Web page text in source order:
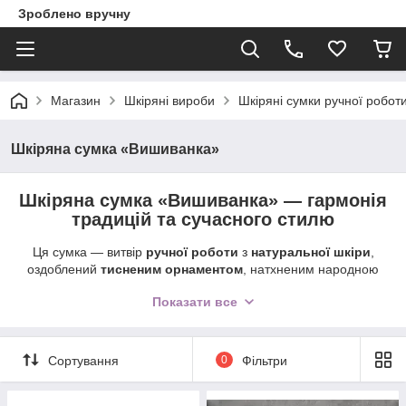
Зроблено вручну
Магазин Шкіряні вироби Шкіряні сумки ручної
Шкіряна сумка «Вишиванка»
Шкіряна сумка «Вишиванка» — гармонія
традицій та сучасного стилю
Ця сумка — витвір ручної роботи з натуральної шкіри
оздоблений тисненим орнаментом , натхненим народною
, з натяком на українську етніку. Такий
особливого шарму.
Модель має
,практичні габарити
ретельно продумане виконання — вона поєднуєстильі
, що робить «Вишиванку» чудовим
Показати все
Сортування 0 Фільтри